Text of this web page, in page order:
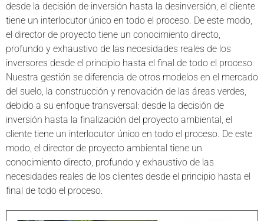
desde la decisión de inversión hasta la desinversión, el cliente
tiene un interlocutor único en todo el proceso. De este modo,
el director de proyecto tiene un conocimiento directo,
profundo y exhaustivo de las necesidades reales de los
inversores desde el principio hasta el final de todo el proceso.
Nuestra gestión se diferencia de otros modelos en el mercado
del suelo, la construcción y renovación de las áreas verdes,
debido a su enfoque transversal: desde la decisión de
inversión hasta la finalización del proyecto ambiental, el
cliente tiene un interlocutor único en todo el proceso. De este
modo, el director de proyecto ambiental tiene un
conocimiento directo, profundo y exhaustivo de las
necesidades reales de los clientes desde el principio hasta el
final de todo el proceso.